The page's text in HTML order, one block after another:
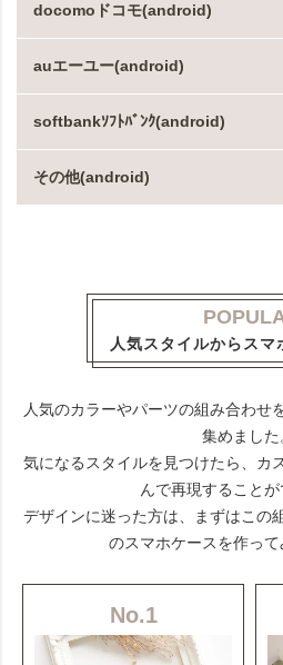
docomoドコモ(android)
auエーユー(android)
softbankｿﾌﾄﾊﾞﾝｸ(android)
その他(android)
人気スタイルからスマ
人気のカラーやパーツの組み合わせ
集めました
気になるスタイルを見つけたら、カ
んで再現することが
デザインに迷った方は、まずはこの
のスマホケースを作って
No.1